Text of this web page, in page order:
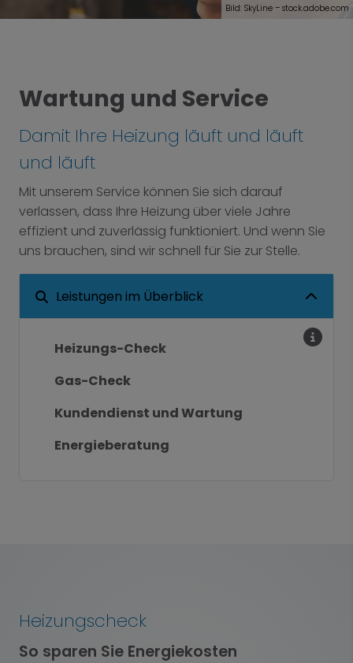
Bild: SkyLine – stock.adobe.com
Wartung und Service
Damit Ihre Heizung läuft und läuft
und läuft
Mit unserem Service können Sie sich darauf
verlassen, dass Ihre Heizung über viele Jahre
effizient und zuverlässig funktioniert. Und wenn Sie
uns brauchen, sind wir schnell für Sie zur Stelle.
Leistungen im Überblick
Heizungs-Check
Gas-Check
Kundendienst und Wartung
Energieberatung
Heizungscheck
So sparen Sie Energiekosten